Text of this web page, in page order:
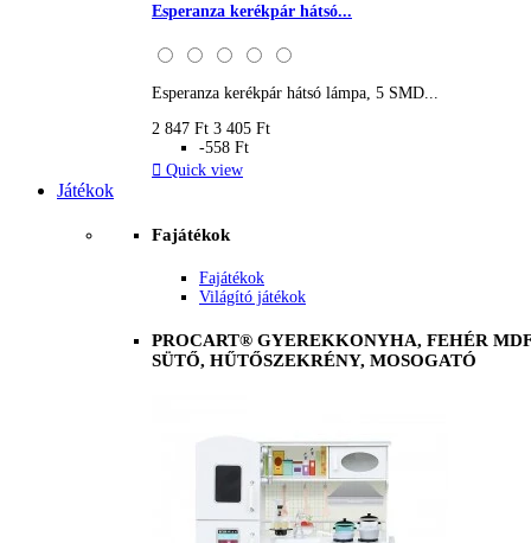
Esperanza kerékpár hátsó...
Esperanza kerékpár hátsó lámpa, 5 SMD...
2 847 Ft 3 405 Ft
-558 Ft
 Quick view
Játékok
Fajátékok
Fajátékok
Világító játékok
PROCART® GYEREKKONYHA, FEHÉR
SÜTŐ, HŰTŐSZEKRÉNY, MOSOGATÓ